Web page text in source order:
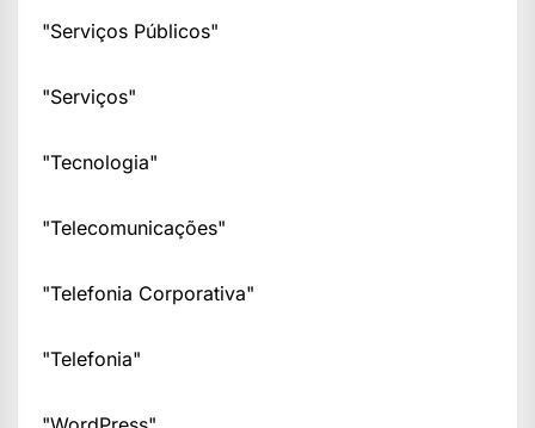
"Serviços Públicos"
"Serviços"
"Tecnologia"
"Telecomunicações"
"Telefonia Corporativa"
"Telefonia"